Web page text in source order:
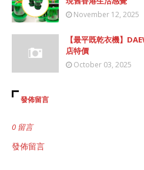
November 12, 2025
【最平既乾衣機】
店特價
October 03, 2025
發佈留言
0 留言
發佈留言